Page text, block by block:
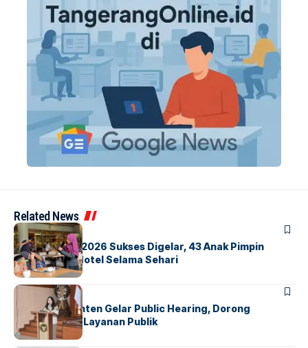
Related News
BERITAINDEX
GM For A Day 2026 Sukses Digelar, 43 Anak Pimpin
Operasional Hotel Selama Sehari
BANDARA BERITA
Karantina Banten Gelar Public Hearing, Dorong
Transparansi Layanan Publik